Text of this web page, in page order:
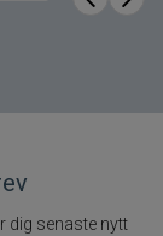
dig senaste nytt